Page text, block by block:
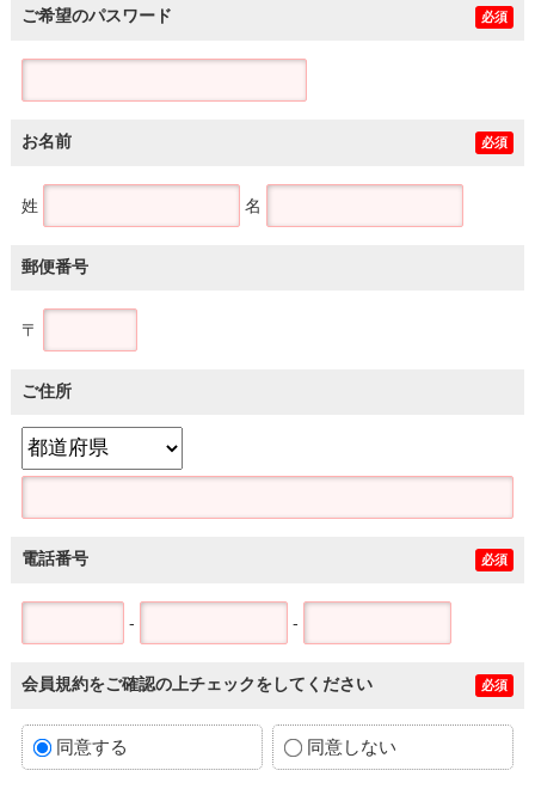
ご希望のパスワード 必須
お名前 必須
姓 名
郵便番号
〒
ご住所
電話番号 必須
- -
会員規約をご確認の上チェックをしてください 必須
同意する 同意しない